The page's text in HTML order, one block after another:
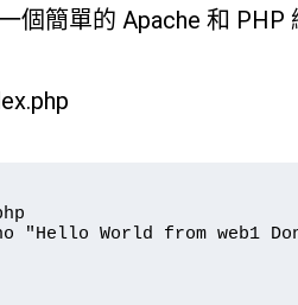
個簡單的 Apache 和 PHP
"Hello World from web1